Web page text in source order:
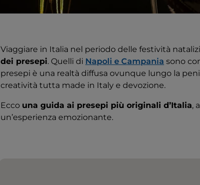
Viaggiare in Italia nel periodo delle festività
dei presepi. Quelli di Napoli e Campania sono
presepi è una realtà diffusa ovunque lungo la
creatività tutta made in Italy e devozione.
Ecco una guida ai presepi più originali d’Italia,
un’esperienza emozionante.